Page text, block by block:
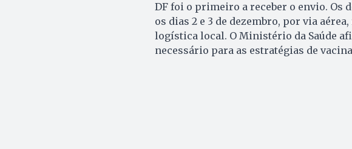
DF foi o primeiro a receber o envio. Os
os dias 2 e 3 de dezembro, por via
logística local. O Ministério da Saúde
necessário para as estratégias de